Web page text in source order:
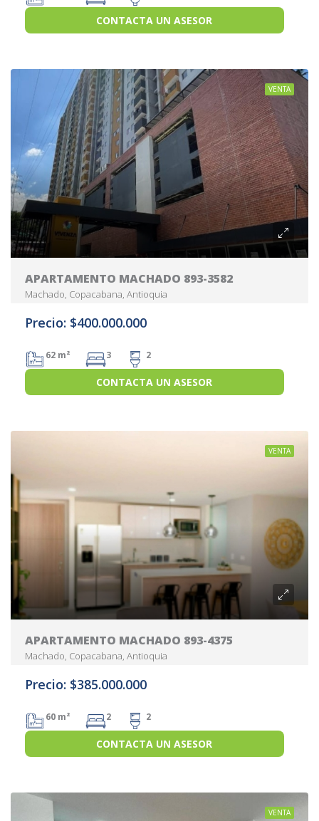
CONTACTA UN ASESOR
VENTA
APARTAMENTO MACHADO 893-3582
Machado, Copacabana, Antioquia
Precio: $400.000.000
62 m² 3 2
CONTACTA UN ASESOR
VENTA
APARTAMENTO MACHADO 893-4375
Machado, Copacabana, Antioquia
Precio: $385.000.000
60 m² 2 2
CONTACTA UN ASESOR
VENTA